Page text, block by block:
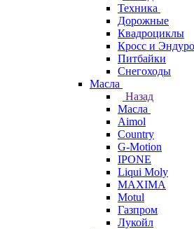
Техника
Дорожные
Квадроциклы
Кросс и Эндуро
Питбайки
Снегоходы
Масла
Назад
Масла
Aimol
Country
G-Motion
IPONE
Liqui Moly
MAXIMA
Motul
Газпром
Лукойл